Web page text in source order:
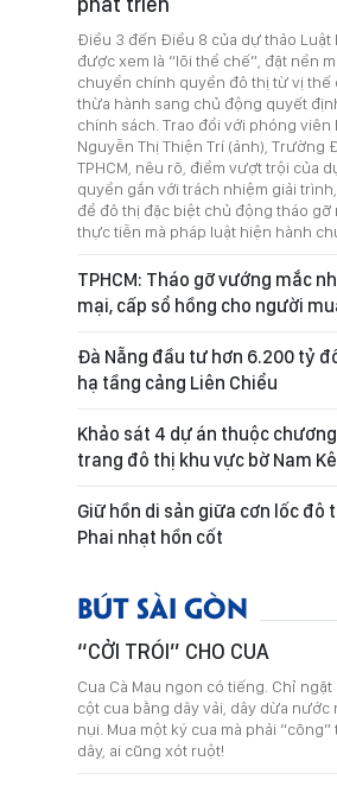
Điều 3 đến Điều 8 của dự thảo Luật
được xem là “lõi thể chế”, đặt nền
chuyển chính quyền đô thị từ vị thế
thừa hành sang chủ động quyết
chính sách. Trao đổi với phóng viên
Nguyễn Thị Thiện Trí (ảnh), Trường
TPHCM, nêu rõ, điểm vượt trội của
quyền gắn với trách nhiệm giải
để đô thị đặc biệt chủ động tháo gỡ
thực tiễn mà pháp luật hiện hành
TPHCM: Tháo gỡ vướng mắc
mại, cấp sổ hồng cho người
Đà Nẵng đầu tư hơn 6.200 tỷ
hạ tầng cảng Liên Chiểu
Khảo sát 4 dự án thuộc
trang đô thị khu vực bờ Nam
Giữ hồn di sản giữa cơn lốc đô
Phai nhạt hồn cốt
BÚT SÀI GÒN
“CỞI TRÓI” CHO CUA
Cua Cà Mau ngon có tiếng. Chỉ
cột cua bằng dây vải, dây dừa nước
nụi. Mua một ký cua mà phải
dây, ai cũng xót ruột!